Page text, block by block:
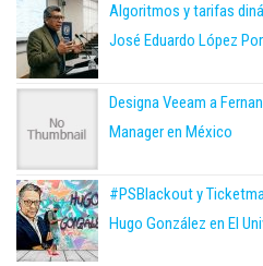
Algoritmos y tarifas
José Eduardo López
Designa Veeam a
Manager en México
#PSBlackout y
Hugo González en El